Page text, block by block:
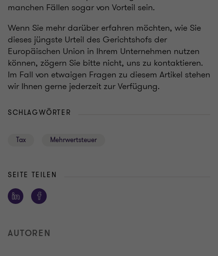
manchen Fällen sogar von Vorteil sein.
Wenn Sie mehr darüber erfahren möchten, wie Sie
dieses jüngste Urteil des Gerichtshofs der
Europäischen Union in Ihrem Unternehmen nutzen
können, zögern Sie bitte nicht, uns zu kontaktieren.
Im Fall von etwaigen Fragen zu diesem Artikel stehen
wir Ihnen gerne jederzeit zur Verfügung.
SCHLAGWÖRTER
Tax Mehrwertsteuer
SEITE TEILEN
AUTOREN